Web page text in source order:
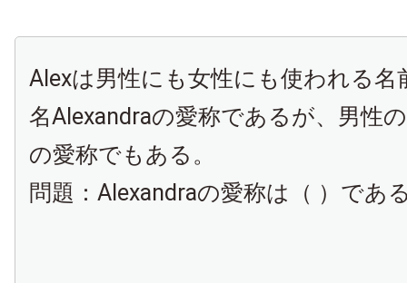
Alexは男性にも女性にも使われる名
名Alexandraの愛称であるが、男性
の愛称でもある。
問題：Alexandraの愛称は（ ）であ